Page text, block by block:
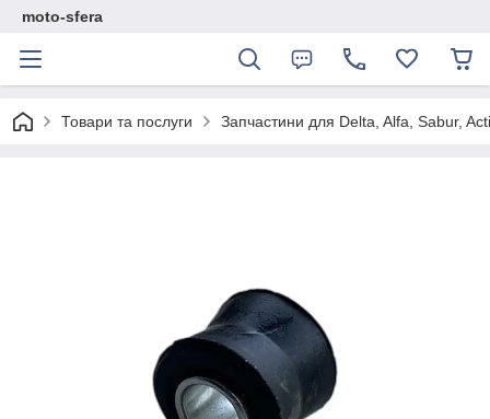
moto-sfera
Товари та послуги Запчастини для Delta, Alfa, Sabur,